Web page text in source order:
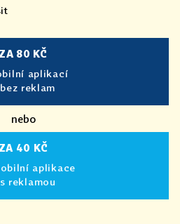
ZA 80 KČ
aplikací
reklam
nebo
ZA 40 KČ
aplikace
reklamou